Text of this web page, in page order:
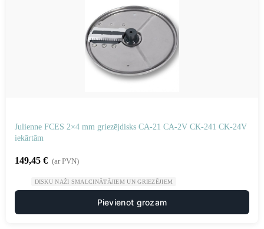
Julienne FCES 2×4 mm griezējdisks CA-21 CA-2V CK-241 CK-24V
iekārtām
149,45 € (ar PVN)
DISKU NAŽI SMALCINĀTĀJIEM UN GRIEZĒJIEM
Pievienot grozam